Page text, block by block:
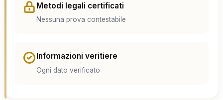
Metodi legali certificati
Nessuna prova contestabile
Informazioni veritiere
Ogni dato verificato